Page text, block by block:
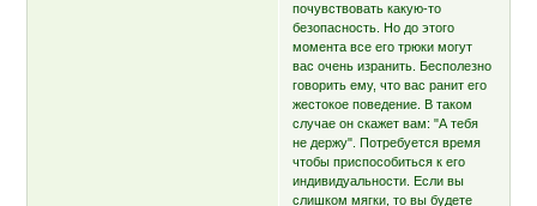
почувствовать какую-то
безопасность. Но до этого
момента все его трюки могут
вас очень изранить. Бесполезно
говорить ему, что вас ранит его
жестокое поведение. В таком
случае он скажет вам: "А тебя
не держу". Потребуется время
чтобы приспособиться к его
индивидуальности. Если вы
слишком мягки, то вы будете